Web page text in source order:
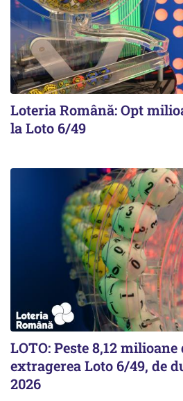
Loteria Română: Opt
la Loto 6/49
LOTO: Peste 8,12
extragerea Loto 6/49, de
2026